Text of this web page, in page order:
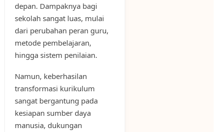
depan. Dampaknya bagi
sekolah sangat luas, mulai
dari perubahan peran guru,
metode pembelajaran,
hingga sistem penilaian.
Namun, keberhasilan
transformasi kurikulum
sangat bergantung pada
kesiapan sumber daya
manusia, dukungan